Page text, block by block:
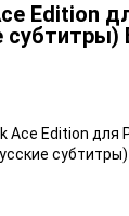
Edition
субтитры)